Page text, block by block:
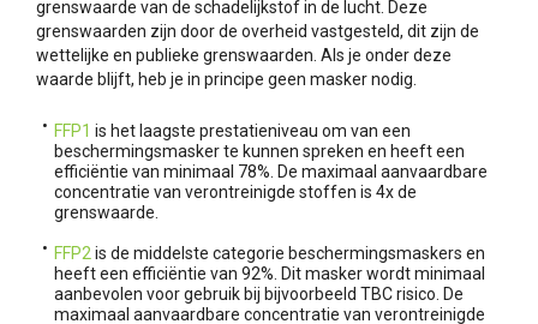
grenswaarde van de schadelijkstof in de lucht. Deze
grenswaarden zijn door de overheid vastgesteld, dit zijn de
wettelijke en publieke grenswaarden. Als je onder deze
waarde blijft, heb je in principe geen masker nodig.
FFP1 is het laagste prestatieniveau om van een
beschermingsmasker te kunnen spreken en heeft een
efficiëntie van minimaal 78%. De maximaal aanvaardbare
concentratie van verontreinigde stoffen is 4x de
grenswaarde.
FFP2is de middelste categorie beschermingsmaskers en
heeft een efficiëntie van 92%. Dit masker wordt minimaal
aanbevolen voor gebruik bij bijvoorbeeld TBC risico. De
maximaal aanvaardbare concentratie van verontreinigde